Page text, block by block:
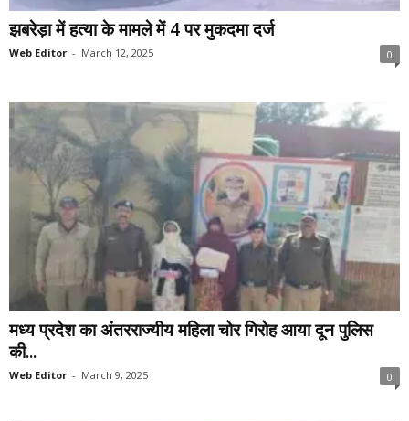
झबरेड़ा में हत्या के मामले में 4 पर मुकदमा दर्ज
Web Editor - March 12, 2025 0
मध्य प्रदेश का अंतरराज्यीय महिला चोर गिरोह आया दून पुलिस
की...
Web Editor - March 9, 2025 0